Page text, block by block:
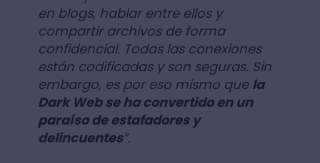
en blogs, hablar entre ellos y
compartir archivos de forma
confidencial. Todas las conexiones
están codificadas y son seguras. Sin
embargo, es por eso mismo que la
Dark Web se ha convertido en un
paraíso de estafadores y
delincuentes”.